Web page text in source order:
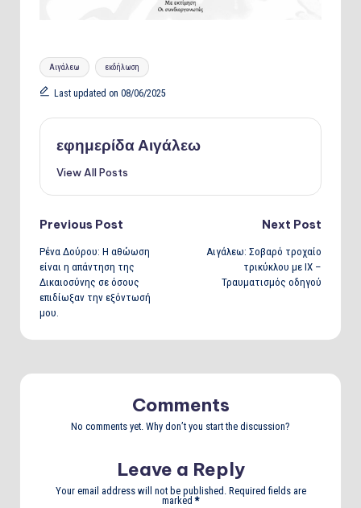
Tags:
Αιγάλεω εκδήλωση
Last updated on 08/06/2025
εφημερίδα Αιγάλεω
View All Posts
Post
navigation
Previous Post
Ρένα Δούρου: Η αθώωση
είναι η απάντηση της
Δικαιοσύνης σε όσους
επιδίωξαν την εξόντωσή
μου.
Next Post
Αιγάλεω: Σοβαρό τροχαίο
τρικύκλου με ΙΧ –
Τραυματισμός οδηγού
Comments
No comments yet. Why don’t you start the discussion?
Leave a Reply
Your email address will not be published. Required fields are
marked*